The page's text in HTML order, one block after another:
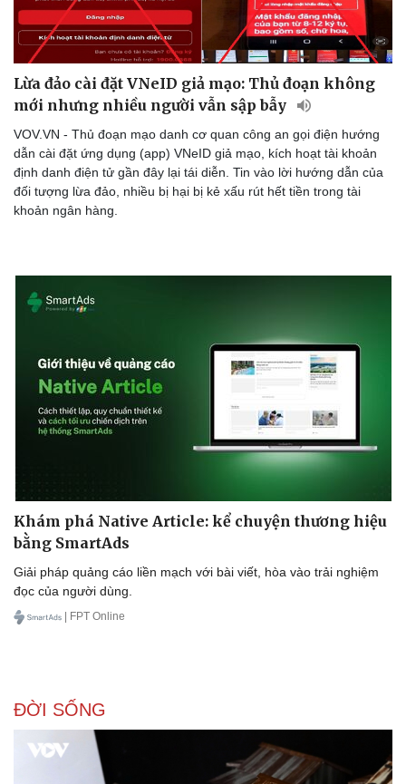
Công nghệ
Lừa đảo cài đặt VNeID giả mạo: Thủ đoạn không
mới nhưng nhiều người vẫn sập bẫy
VOV.VN - Thủ đoạn mạo danh cơ quan công an gọi điện hướng
dẫn cài đặt ứng dụng (app) VNeID giả mạo, kích hoạt tài khoản
định danh điện tử gần đây lại tái diễn. Tin vào lời hướng dẫn của
đối tượng lừa đảo, nhiều bị hại bị kẻ xấu rút hết tiền trong tài
khoản ngân hàng.
Khám phá Native Article: kể chuyện thương hiệu
bằng SmartAds
Giải pháp quảng cáo liền mạch với bài viết, hòa vào trải nghiệm
đọc của người dùng.
| FPT Online
ĐỜI SỐNG